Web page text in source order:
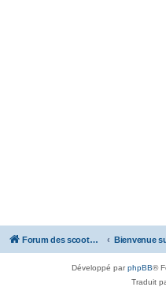
Forum des scooters SYM - GTS -MAXSYM - CRUISYM - JOYMAX - Maxsym TL
Développé parphpBB®
Traduit